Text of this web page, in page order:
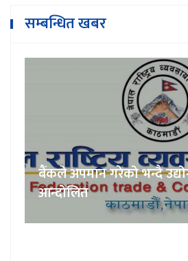
सम्बन्धित खबर
बैंकले अपमान गरेको भन्दै
आन्दोलित